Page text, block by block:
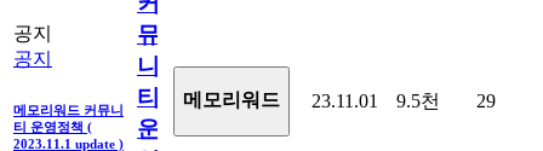
공지
공지
메모리워드 커뮤니
티 운영정책 (
2023.11.1 update )
뮤
니
티
운
메모리워드 23.11.01 9.5천 29